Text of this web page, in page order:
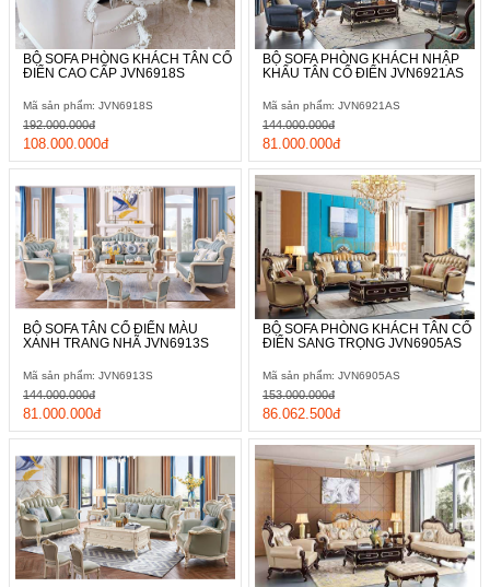
BỘ SOFA PHÒNG KHÁCH TÂN CỔ
ĐIỂN CAO CẤP JVN6918S
Mã sản phẩm: JVN6918S
108.000.000đ
192.000.000đ
BỘ SOFA PHÒNG KHÁCH NHẬP
KHẨU TÂN CỔ ĐIỂN JVN6921AS
Mã sản phẩm: JVN6921AS
81.000.000đ
144.000.000đ
BỘ SOFA TÂN CỔ ĐIỂN MÀU
XANH TRANG NHÃ JVN6913S
Mã sản phẩm: JVN6913S
81.000.000đ
144.000.000đ
BỘ SOFA PHÒNG KHÁCH TÂN CỔ
ĐIỂN SANG TRỌNG JVN6905AS
Mã sản phẩm: JVN6905AS
86.062.500đ
153.000.000đ